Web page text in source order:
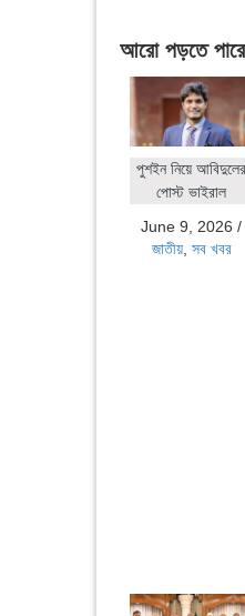
আরো পড়তে
পুশইন নিয়ে আবিদুলের
পোস্ট ভাইরাল
June 9, 2026 /
জাতীয়, সব খবর